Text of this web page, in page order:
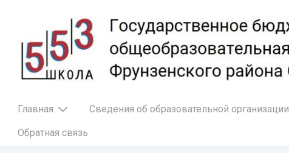
основному
содержимому
Основная
Главная Сведения об образовательной организации
Обратная связь